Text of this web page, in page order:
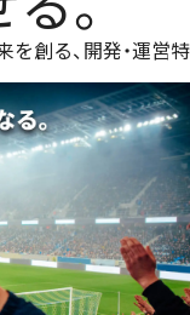
創る、開発・運営特